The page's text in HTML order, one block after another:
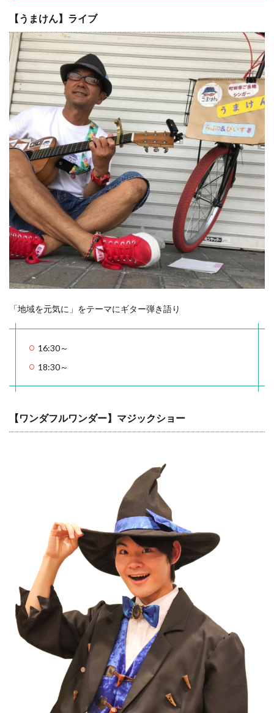
【うまけん】ライブ
「地域を元気に」をテーマにギター弾き語り
16:30～
18:30～
【ワンダフルワンダー】マジックショー